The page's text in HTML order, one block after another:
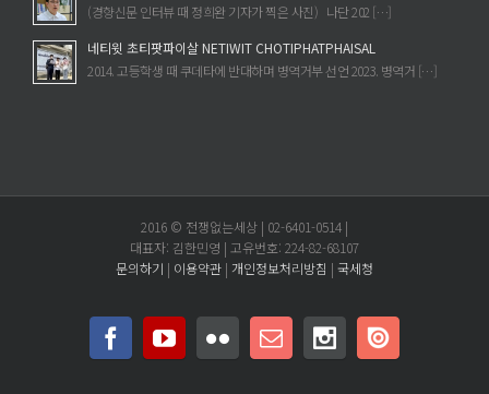
(경향신문 인터뷰 때 정희완 기자가 찍은 사진) 나단 202 […]
네티윗 초티팟파이살 NETIWIT CHOTIPHATPHAISAL
2014. 고등학생 때 쿠데타에 반대하며 병역거부 선언 2023. 병역거 […]
2016 © 전쟁없는세상 | 02-6401-0514 |
대표자: 김한민영 | 고유번호: 224-82-68107
문의하기 | 이용약관 | 개인정보처리방침 | 국세청